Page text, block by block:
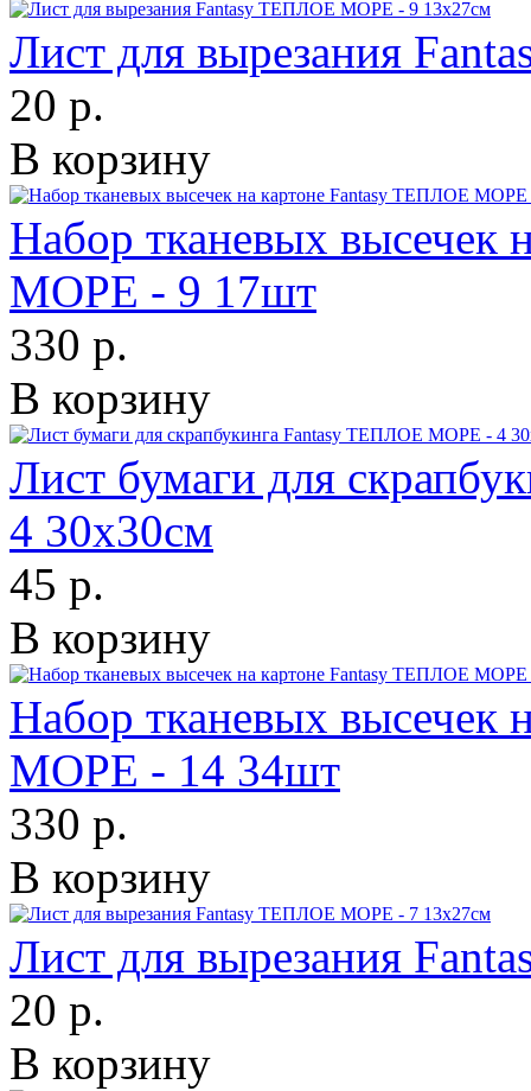
Лист для вырезания
20 р.
В корзину
Набор тканевых
МОРЕ - 9 17шт
330 р.
В корзину
Лист бумаги для
4 30х30см
45 р.
В корзину
Набор тканевых
МОРЕ - 14 34шт
330 р.
В корзину
Лист для вырезания
20 р.
В корзину